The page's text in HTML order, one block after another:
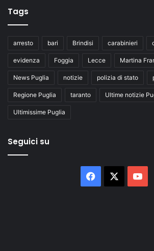
Tags
arresto bari Brindisi carabinieri
evidenza Foggia Lecce Martina
News Puglia notizie polizia di stato
Regione Puglia taranto Ultime notizie
Ultimissime Puglia
Seguici su
Facebook